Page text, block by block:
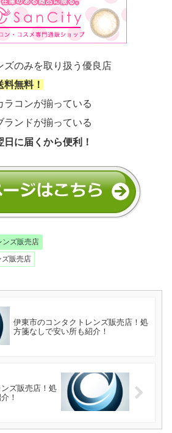
ズのみを取り扱う優良店
無料！
ラコンが揃っている
ランドが揃っている
に届くから便利！
ンズ販売店
販売店
伊東市のコンタクトレンズ販売店！処
方箋なしで安い所も紹介！
ズ販売店！処
！